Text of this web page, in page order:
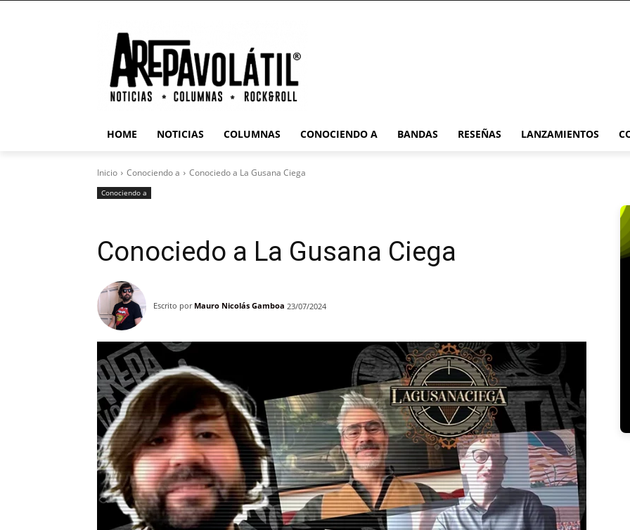
HOME NOTICIAS COLUMNAS CONOCIENDO A BANDAS RESEÑAS LANZAMIENTOS
Inicio Conociendo a Conociedo a La Gusana Ciega
Conociendo a
Conociedo a La Gusana Ciega
Escrito por Mauro Nicolás Gamboa 23/07/2024